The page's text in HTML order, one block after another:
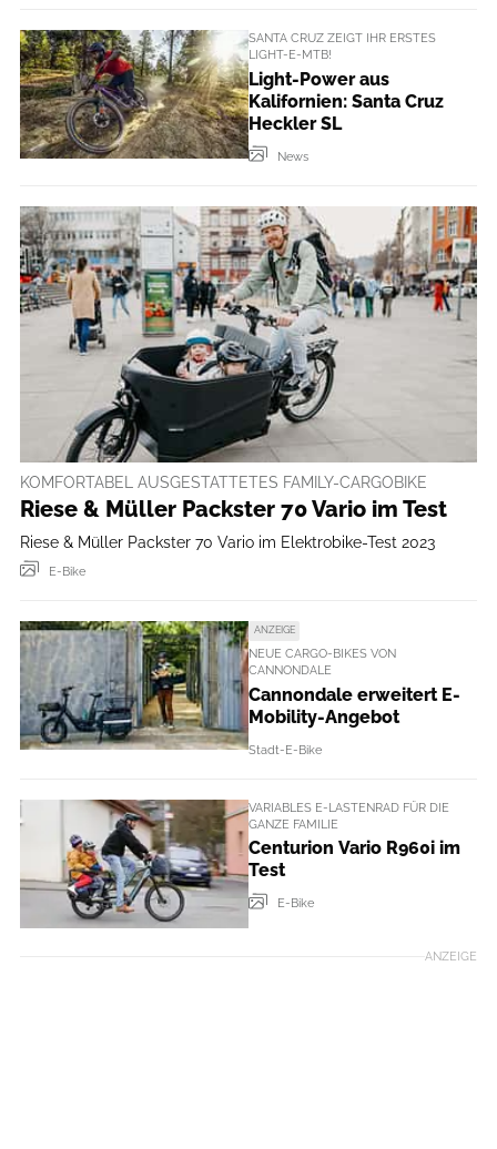
SANTA CRUZ ZEIGT IHR ERSTES
LIGHT-E-MTB!
Light-Power aus
Kalifornien: Santa Cruz
Heckler SL
News
KOMFORTABEL AUSGESTATTETES FAMILY-CARGOBIKE
Riese & Müller Packster 70 Vario im Test
Riese & Müller Packster 70 Vario im Elektrobike-Test 2023
E-Bike
ANZEIGE
NEUE CARGO-BIKES VON
CANNONDALE
Cannondale erweitert E-
Mobility-Angebot
Stadt-E-Bike
VARIABLES E-LASTENRAD FÜR DIE
GANZE FAMILIE
Centurion Vario R960i im
Test
E-Bike
ANZEIGE